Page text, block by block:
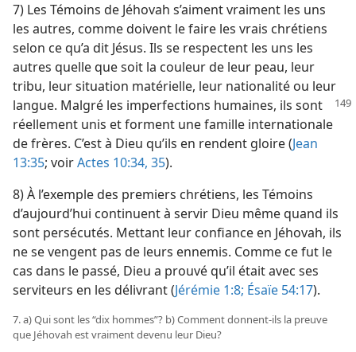
7) Les Témoins de Jéhovah s’aiment vraiment les uns
les autres, comme doivent le faire les vrais chrétiens
selon ce qu’a dit Jésus. Ils se respectent les uns les
autres quelle que soit la couleur de leur peau, leur
tribu, leur situation matérielle, leur nationalité ou leur
langue. Malgré les imperfections humaines, ils sont
réellement unis et forment une famille internationale
de frères. C’est à Dieu qu’ils en rendent gloire (Jean
13:35; voirActes 10:34, 35).
8) À l’exemple des premiers chrétiens, les Témoins
d’aujourd’hui continuent à servir Dieu même quand ils
sont persécutés. Mettant leur confiance en Jéhovah, ils
ne se vengent pas de leurs ennemis. Comme ce fut le
cas dans le passé, Dieu a prouvé qu’il était avec ses
serviteurs en les délivrant (Jérémie 1:8; Ésaïe 54:17).
7. a) Qui sont les “dix hommes”? b) Comment donnent-​ils la preuve
que Jéhovah est vraiment devenu leur Dieu?